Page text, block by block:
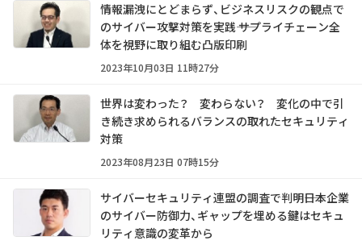
情報漏洩にとどまらず、ビジネスリスクの観点で
のサイバー攻撃対策を実践―― サプライチェーン全
体を視野に取り組む凸版印刷
2023年10月03日 11時27分
世界は変わった？ 変わらない？ 変化の中で引
き続き求められるバランスの取れたセキュリティ
対策
2023年08月23日 07時15分
サイバーセキュリティ連盟の調査で判明――日本企業
のサイバー防御力、ギャップを埋める鍵はセキュ
リティ意識の変革から